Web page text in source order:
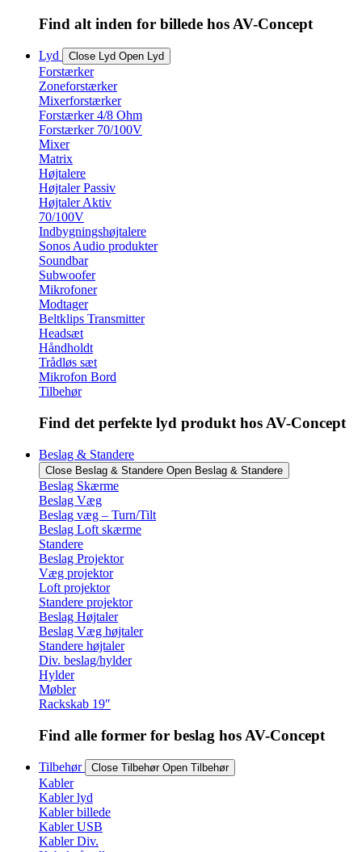
Find alt inden for billede hos AV-Concept
Lyd Close Lyd Open Lyd
Forstærker
Zoneforstærker
Mixerforstærker
Forstærker 4/8 Ohm
Forstærker 70/100V
Mixer
Matrix
Højtalere
Højtaler Passiv
Højtaler Aktiv
70/100V
Indbygningshøjtalere
Sonos Audio produkter
Soundbar
Subwoofer
Mikrofoner
Modtager
Beltklips Transmitter
Headsæt
Håndholdt
Trådløs sæt
Mikrofon Bord
Tilbehør
Find det perfekte lyd produkt hos AV-Concept
Beslag & Standere
Close Beslag & Standere Open Beslag & Standere
Beslag Skærme
Beslag Væg
Beslag væg – Turn/Tilt
Beslag Loft skærme
Standere
Beslag Projektor
Væg projektor
Loft projektor
Standere projektor
Beslag Højtaler
Beslag Væg højtaler
Standere højtaler
Div. beslag/hylder
Hylder
Møbler
Rackskab 19″
Find alle former for beslag hos AV-Concept
Tilbehør Close Tilbehør Open Tilbehør
Kabler
Kabler lyd
Kabler billede
Kabler USB
Kabler Div.